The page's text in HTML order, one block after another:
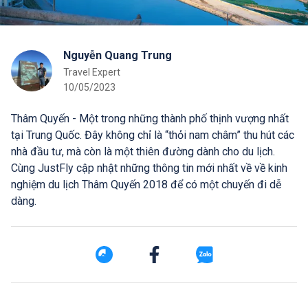
Nguyễn Quang Trung
Travel Expert
10/05/2023
Thâm Quyến - Một trong những thành phố thịnh vượng nhất
tại Trung Quốc. Đây không chỉ là “thỏi nam châm” thu hút các
nhà đầu tư, mà còn là một thiên đường dành cho du lịch.
Cùng JustFly cập nhật những thông tin mới nhất về về kinh
nghiệm du lịch Thâm Quyến 2018 để có một chuyến đi dễ
dàng.